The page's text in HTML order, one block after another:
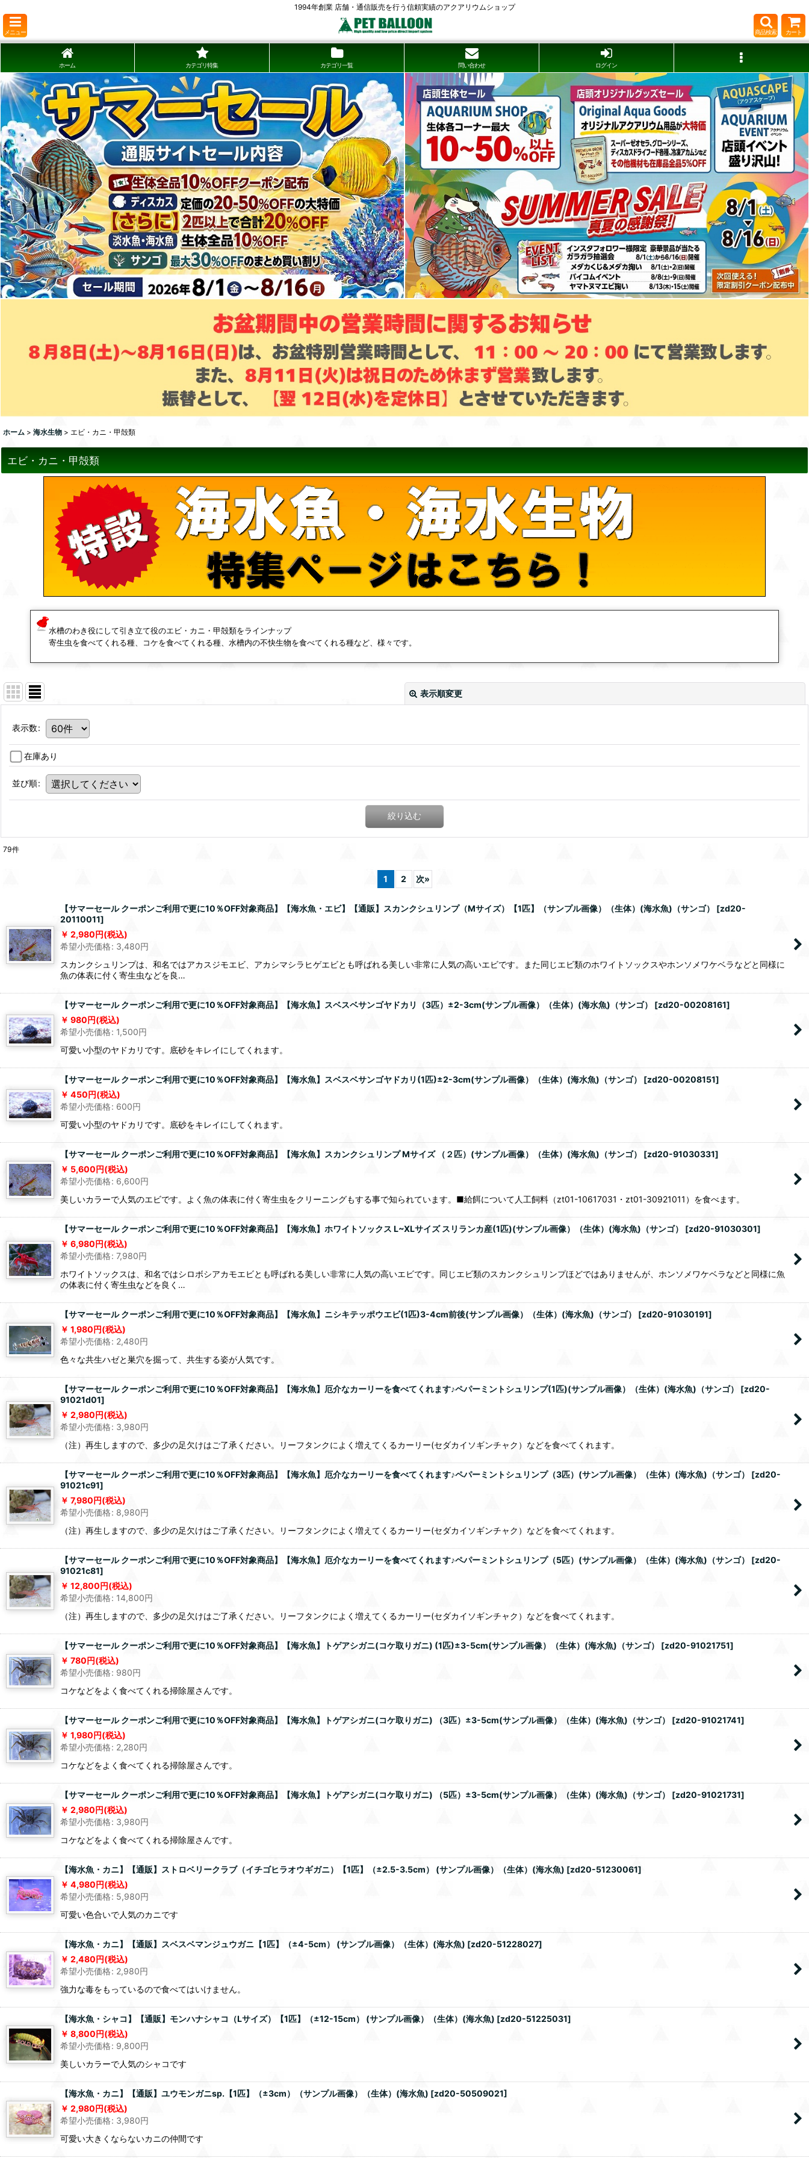
1994年創業 店舗・通信販売を行う信頼実績のアクアリウムショップ
メニュー 商品検索 カート
ホーム カテゴリ特集 カテゴリ一覧 問い合わせ ログイン
ホーム > 海水生物 > エビ・カニ・甲殻類
エビ・カニ・甲殻類
水槽のわき役にして引き立て役のエビ・カニ・甲殻類をラインナップ
寄生虫を食べてくれる種、コケを食べてくれる種、水槽内の不快生物を食べてくれる種など、様々です。
表示順変更
表示数:
在庫あり
並び順:
絞り込む
79件
1 2 次»
【サマーセール クーポンご利用で更に10％OFF対象商品】【海水魚・エビ】【通販】スカンクシュリンプ（Mサイズ）【1匹】（サンプル画像）（生体）(海水魚)（サンゴ） [zd20-
20110011]
2,980円(税込)
希望小売価格: 3,480円
スカンクシュリンプは、和名ではアカスジモエビ、アカシマシラヒゲエビとも呼ばれる美しい非常に人気の高いエビです。また同じエビ類のホワイトソックスやホンソメワケベラなどと同様に
魚の体表に付く寄生虫などを良…
【サマーセール クーポンご利用で更に10％OFF対象商品】【海水魚】スベスベサンゴヤドカリ（3匹）±2-3cm(サンプル画像）（生体）(海水魚)（サンゴ） [zd20-00208161]
980円(税込)
希望小売価格: 1,500円
可愛い小型のヤドカリです。底砂をキレイにしてくれます。
【サマーセール クーポンご利用で更に10％OFF対象商品】【海水魚】スベスベサンゴヤドカリ(1匹)±2-3cm(サンプル画像）（生体）(海水魚)（サンゴ） [zd20-00208151]
450円(税込)
希望小売価格: 600円
可愛い小型のヤドカリです。底砂をキレイにしてくれます。
【サマーセール クーポンご利用で更に10％OFF対象商品】【海水魚】スカンクシュリンプ Mサイズ （２匹）(サンプル画像）（生体）(海水魚)（サンゴ） [zd20-91030331]
5,600円(税込)
希望小売価格: 6,600円
美しいカラーで人気のエビです。よく魚の体表に付く寄生虫をクリーニングもする事で知られています。■給餌について人工飼料（zt01-10617031・zt01-30921011）を食べます。
【サマーセール クーポンご利用で更に10％OFF対象商品】【海水魚】ホワイトソックス L~XLサイズ スリランカ産(1匹)(サンプル画像）（生体）(海水魚)（サンゴ） [zd20-91030301]
6,980円(税込)
希望小売価格: 7,980円
ホワイトソックスは、和名ではシロボシアカモエビとも呼ばれる美しい非常に人気の高いエビです。同じエビ類のスカンクシュリンプほどではありませんが、ホンソメワケベラなどと同様に魚
の体表に付く寄生虫などを良く…
【サマーセール クーポンご利用で更に10％OFF対象商品】【海水魚】ニシキテッポウエビ(1匹)3-4cm前後(サンプル画像）（生体）(海水魚)（サンゴ） [zd20-91030191]
1,980円(税込)
希望小売価格: 2,480円
色々な共生ハゼと巣穴を掘って、共生する姿が人気です。
【サマーセール クーポンご利用で更に10％OFF対象商品】【海水魚】厄介なカーリーを食べてくれます♪ペパーミントシュリンプ(1匹)(サンプル画像）（生体）(海水魚)（サンゴ） [zd20-
91021d01]
2,980円(税込)
希望小売価格: 3,980円
（注）再生しますので、多少の足欠けはご了承ください。リーフタンクによく増えてくるカーリー(セダカイソギンチャク）などを食べてくれます。
【サマーセール クーポンご利用で更に10％OFF対象商品】【海水魚】厄介なカーリーを食べてくれます♪ペパーミントシュリンプ（3匹）(サンプル画像）（生体）(海水魚)（サンゴ） [zd20-
91021c91]
7,980円(税込)
希望小売価格: 8,980円
（注）再生しますので、多少の足欠けはご了承ください。リーフタンクによく増えてくるカーリー(セダカイソギンチャク）などを食べてくれます。
【サマーセール クーポンご利用で更に10％OFF対象商品】【海水魚】厄介なカーリーを食べてくれます♪ペパーミントシュリンプ（5匹）(サンプル画像）（生体）(海水魚)（サンゴ） [zd20-
91021c81]
12,800円(税込)
希望小売価格: 14,800円
（注）再生しますので、多少の足欠けはご了承ください。リーフタンクによく増えてくるカーリー(セダカイソギンチャク）などを食べてくれます。
【サマーセール クーポンご利用で更に10％OFF対象商品】【海水魚】トゲアシガニ(コケ取りガニ) (1匹)±3-5cm(サンプル画像）（生体）(海水魚)（サンゴ） [zd20-91021751]
780円(税込)
希望小売価格: 980円
コケなどをよく食べてくれる掃除屋さんです。
【サマーセール クーポンご利用で更に10％OFF対象商品】【海水魚】トゲアシガニ(コケ取りガニ) （3匹）±3-5cm(サンプル画像）（生体）(海水魚)（サンゴ） [zd20-91021741]
1,980円(税込)
希望小売価格: 2,280円
コケなどをよく食べてくれる掃除屋さんです。
【サマーセール クーポンご利用で更に10％OFF対象商品】【海水魚】トゲアシガニ(コケ取りガニ) （5匹）±3-5cm(サンプル画像）（生体）(海水魚)（サンゴ） [zd20-91021731]
2,980円(税込)
希望小売価格: 3,980円
コケなどをよく食べてくれる掃除屋さんです。
【海水魚・カニ】【通販】ストロベリークラブ（イチゴヒラオウギガニ）【1匹】（±2.5-3.5cm） (サンプル画像）（生体）(海水魚) [zd20-51230061]
4,980円(税込)
希望小売価格: 5,980円
可愛い色合いで人気のカニです
【海水魚・カニ】【通販】スベスベマンジュウガニ【1匹】（±4-5cm） (サンプル画像）（生体）(海水魚) [zd20-51228027]
2,480円(税込)
希望小売価格: 2,980円
強力な毒をもっているので食べてはいけません。
【海水魚・シャコ】【通販】モンハナシャコ（Lサイズ）【1匹】（±12-15cm） (サンプル画像）（生体）(海水魚) [zd20-51225031]
8,800円(税込)
希望小売価格: 9,800円
美しいカラーで人気のシャコです
【海水魚・カニ】【通販】ユウモンガニsp.【1匹】（±3cm）（サンプル画像）（生体）(海水魚) [zd20-50509021]
2,980円(税込)
希望小売価格: 3,980円
可愛い大きくならないカニの仲間です